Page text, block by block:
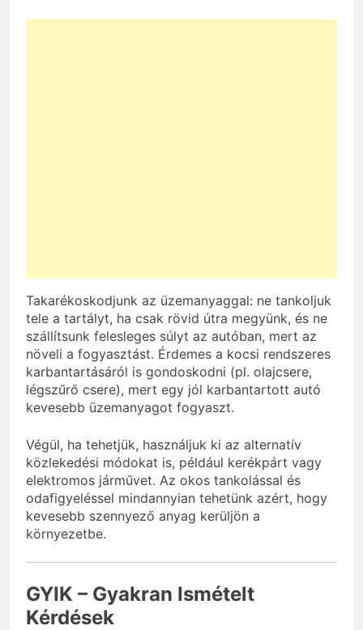
Takarékoskodjunk az üzemanyaggal: ne tankoljuk
tele a tartályt, ha csak rövid útra megyünk, és ne
szállítsunk felesleges súlyt az autóban, mert az
növeli a fogyasztást. Érdemes a kocsi rendszeres
karbantartásáról is gondoskodni (pl. olajcsere,
légszűrő csere), mert egy jól karbantartott autó
kevesebb üzemanyagot fogyaszt.
Végül, ha tehetjük, használjuk ki az alternatív
közlekedési módokat is, például kerékpárt vagy
elektromos járművet. Az okos tankolással és
odafigyeléssel mindannyian tehetünk azért, hogy
kevesebb szennyező anyag kerüljön a
környezetbe.
GYIK – Gyakran Ismételt
Kérdések